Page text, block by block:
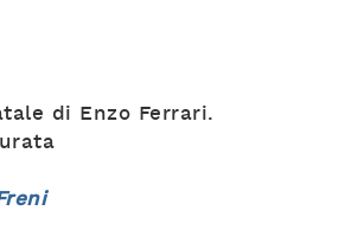
di Enzo Ferrari.